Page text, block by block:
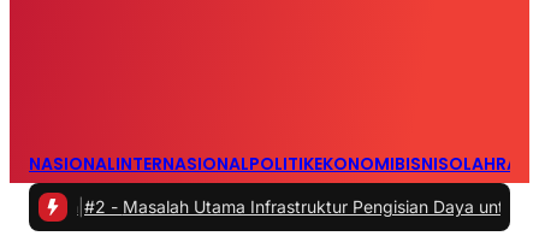
NASIONALINTERNASIONALPOLITIKEKONOMIBISNIS
Masalah Utama Infrastruktur Pengisian Daya untuk Mobil Listrik